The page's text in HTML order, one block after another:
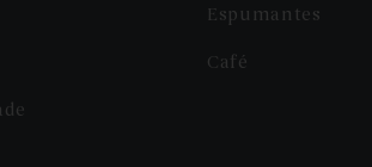
Espumantes
Café